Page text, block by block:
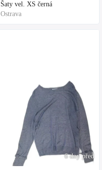
Šaty vel. XS černá
Ostrava
6 dny před